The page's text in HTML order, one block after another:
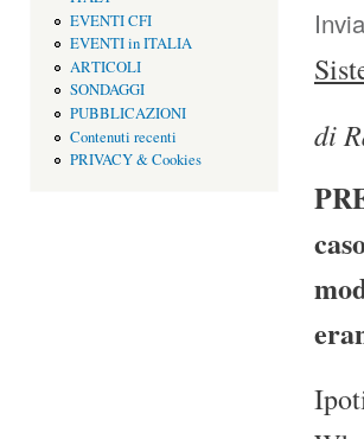
EVENTI CFI
EVENTI in ITALIA
ARTICOLI
SONDAGGI
PUBBLICAZIONI
Contenuti recenti
PRIVACY & Cookies
di